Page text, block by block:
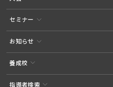
セミナー
お知らせ
養成校
指導者検索